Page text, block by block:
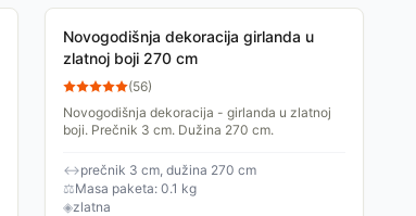
Novogodišnja dekoracija girlanda u
zlatnoj boji 270 cm
(56)
Novogodišnja dekoracija - girlanda u zlatnoj
boji. Prečnik 3 cm. Dužina 270 cm.
↔prečnik 3 cm, dužina 270 cm
⚖Masa paketa: 0.1 kg
◈zlatna